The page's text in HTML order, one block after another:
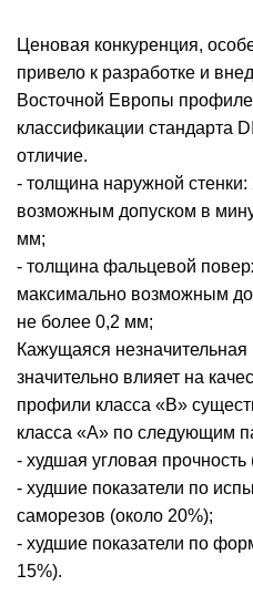
Ценовая конкуренция,
привело к разработке и
Восточной Европы
классификации стандарта
отличие.
- толщина наружной
возможным допуском в
мм;
- толщина фальцевой
максимально возможным
не более 0,2 мм;
Кажущаяся
значительно влияет на
профили класса «В»
класса «А» по следующим
- худшая угловая прочность
- худшие показатели по
саморезов (около 20%);
- худшие показатели по
15%).